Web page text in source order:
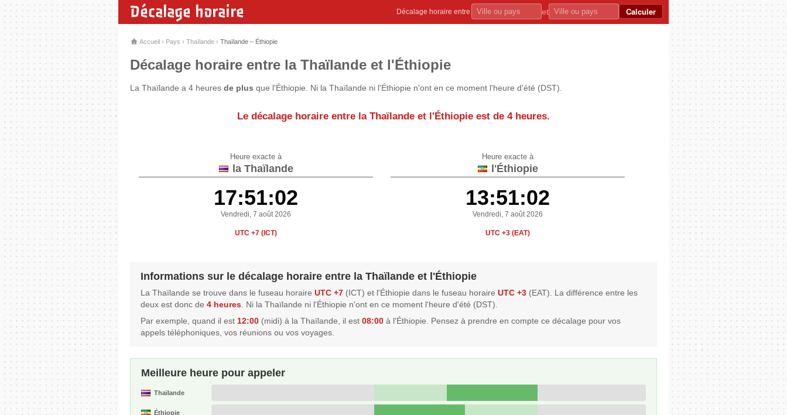
Décalage horaire Décalage horaire entre et Calculer
Accueil › Pays › Thaïlande › Thaïlande – Éthiopie
Décalage horaire entre la Thaïlande et l'Éthiopie
La Thaïlande a 4 heures de plus que l'Éthiopie. Ni la Thaïlande ni l'Éthiopie n'ont en ce moment l'heure d'été (DST).
Le décalage horaire entre la Thaïlande et l'Éthiopie est de 4 heures.
Heure exacte à
la Thaïlande
17:51:02
Vendredi, 7 août 2026
UTC +7 (ICT)
Heure exacte à
l'Éthiopie
13:51:02
Vendredi, 7 août 2026
UTC +3 (EAT)
Informations sur le décalage horaire entre la Thaïlande et l'Éthiopie
La Thaïlande se trouve dans le fuseau horaire UTC +7 (ICT) et l'Éthiopie dans le fuseau horaire UTC +3 (EAT). La différence entre les
deux est donc de 4 heures . Ni la Thaïlande ni l'Éthiopie n'ont en ce moment l'heure d'été (DST).
Par exemple, quand il est 12:00 (midi) à la Thaïlande, il est 08:00 à l'Éthiopie. Pensez à prendre en compte ce décalage pour vos
appels téléphoniques, vos réunions ou vos voyages.
Meilleure heure pour appeler
Thaïlande
Éthiopie